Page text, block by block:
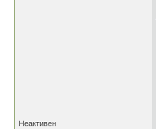
Неактивен